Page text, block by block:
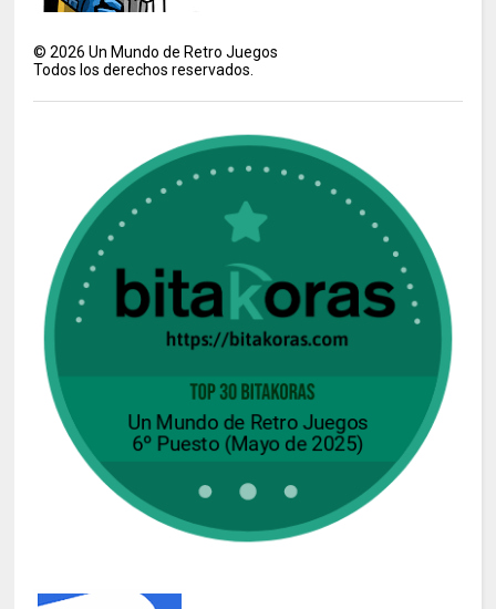
©2026 Un Mundo de Retro Juegos
Todos los derechos reservados.